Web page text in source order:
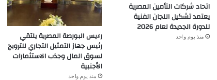
اتحاد شركات التأمين المصرية
يعتمد تشكيل اللجان الفنية
للدورة الجديدة لعام 2026
منذ يوم واحد
رءيس البورصة المصرية يلتقي
رئيس جهاز التمثيل التجاري للترويج
لسوق المال وجذب الاستثمارات
الأجنبية
منذ يوم واحد